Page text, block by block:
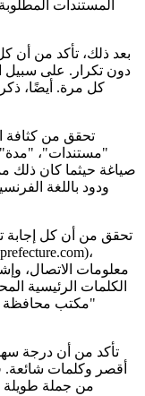
المستندات
بعد ذلك، تأكد من أن
دون تكرار. على سبيل
كل مرة. أيضًا،
تحقق من كثافة
"مستندات"،
صياغة حيثما كان ذلك
ودود باللغة
تحقق من أن كل إجابة
معلومات الاتصال،
الكلمات الرئيسية
"مكتب محافظة
أقصر وكلمات شائعة.
من جملة طويلة